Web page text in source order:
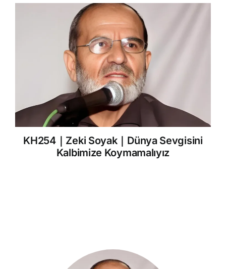
KH254｜Zeki Soyak｜Dünya Sevgisini
Kalbimize Koymamalıyız